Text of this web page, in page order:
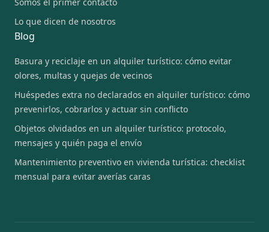
Somos el primer contacto
Lo que dicen de nosotros
Blog
Basura y reciclaje en un alquiler turístico: cómo evitar
olores, multas y quejas de vecinos
Huéspedes extra no declarados en alquiler turístico: cómo
prevenirlos, cobrarlos y actuar sin conflicto
Objetos olvidados en un alquiler turístico: protocolo,
mensajes y quién paga el envío
Mantenimiento preventivo en vivienda turística: checklist
mensual para evitar averías caras